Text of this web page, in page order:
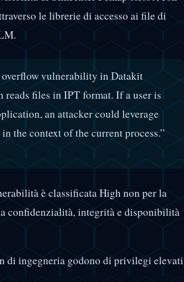
le librerie di accesso ai file di
overflow vulnerability in Datakit
files in IPT format. If a user is
an attacker could leverage
the context of the current process.”
è classificata High non per la
confidenzialità, integrità e disponibilità
di ingegneria godono di privilegi elevati